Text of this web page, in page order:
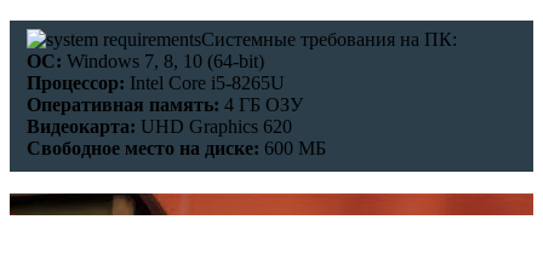
Системные требования на ПК:
ОС: Windows 7, 8, 10 (64-bit)
Процессор: Intel Core i5-8265U
Оперативная память: 4 ГБ ОЗУ
Видеокарта: UHD Graphics 620
Свободное место на диске: 600 МБ